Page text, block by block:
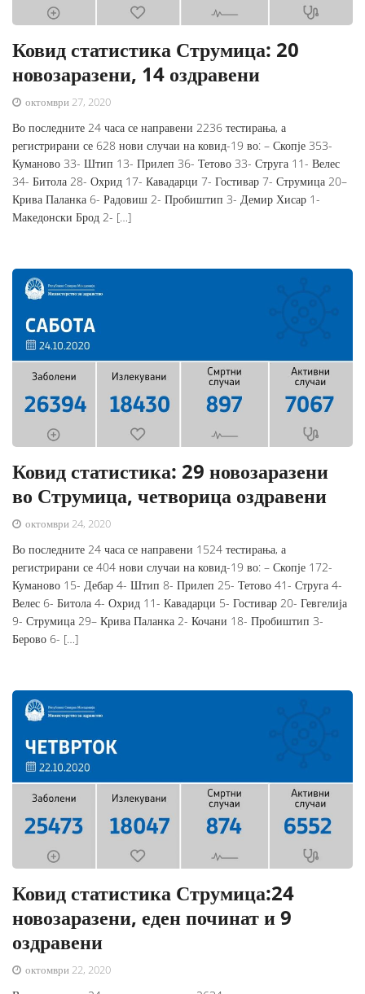
Ковид статистика Струмица: 20
новозаразени, 14 оздравени
октомври 27, 2020
Во последните 24 часа се направени 2236 тестирања, а
регистрирани се 628 нови случаи на ковид-19 во: – Скопје 353-
Куманово 33- Штип 13- Прилеп 36- Тетово 33- Струга 11- Велес
34- Битола 28- Охрид 17- Кавадарци 7- Гостивар 7- Струмица 20–
Крива Паланка 6- Радовиш 2- Пробиштип 3- Демир Хисар 1-
Македонски Брод 2- […]
Ковид статистика: 29 новозаразени
во Струмица, четворица оздравени
октомври 24, 2020
Во последните 24 часа се направени 1524 тестирања, а
регистрирани се 404 нови случаи на ковид-19 во: – Скопје 172-
Куманово 15- Дебар 4- Штип 8- Прилеп 25- Тетово 41- Струга 4-
Велес 6- Битола 4- Охрид 11- Кавадарци 5- Гостивар 20- Гевгелија
9- Струмица 29– Крива Паланка 2- Кочани 18- Пробиштип 3-
Берово 6- […]
Ковид статистика Струмица:24
новозаразени, еден починат и 9
оздравени
октомври 22, 2020